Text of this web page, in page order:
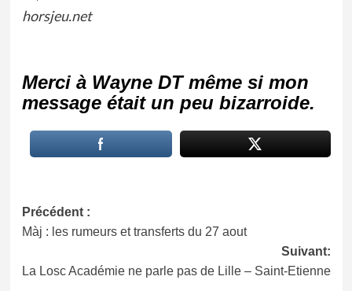
horsjeu.net
Merci à Wayne DT même si mon
message était un peu bizarroide.
Navigation
d’article
Précédent :
Màj : les rumeurs et transferts du 27 aout
Suivant:
La Losc Académie ne parle pas de Lille – Saint-Etienne